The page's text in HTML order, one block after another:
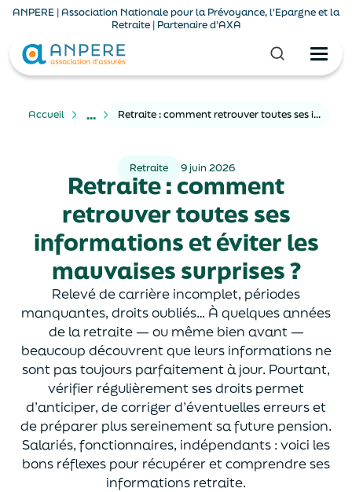
ANPERE | Association Nationale pour la Prévoyance, l'Epargne et la
Retraite | Partenaire d'AXA
Accueil ... Retraite : comment retrouver toutes ses informations et éviter les mauvaises surprises ?
Retraite 9 juin 2026
Retraite : comment
retrouver toutes ses
informations et éviter les
mauvaises surprises ?
Relevé de carrière incomplet, périodes
manquantes, droits oubliés… À quelques années
de la retraite — ou même bien avant —
beaucoup découvrent que leurs informations ne
sont pas toujours parfaitement à jour. Pourtant,
vérifier régulièrement ses droits permet
d’anticiper, de corriger d’éventuelles erreurs et
de préparer plus sereinement sa future pension.
Salariés, fonctionnaires, indépendants : voici les
bons réflexes pour récupérer et comprendre ses
informations retraite.